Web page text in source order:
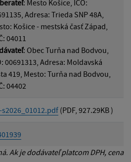
: Mesto Košice, IČO:
Adresa: Trieda SNP 48A,
Košice - mestská časť Západ,
04011
: Obec Turňa nad Bodvou,
00691313, Adresa: Moldavská
419, Mesto: Turňa nad Bodvou,
04402
(PDF, 927.29KB )
Ak je dodávateľ platcom DPH, cena